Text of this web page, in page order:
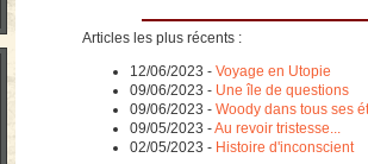
Articles les plus récents :
12/06/2023 - Voyage en Utopie
09/06/2023 - Une île de questions
09/06/2023 - Woody dans tous ses
09/05/2023 -Au revoir tristesse...
02/05/2023 - Histoire d'inconscient